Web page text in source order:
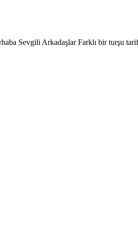
Sevgili Arkadaşlar Farklı bir turşu